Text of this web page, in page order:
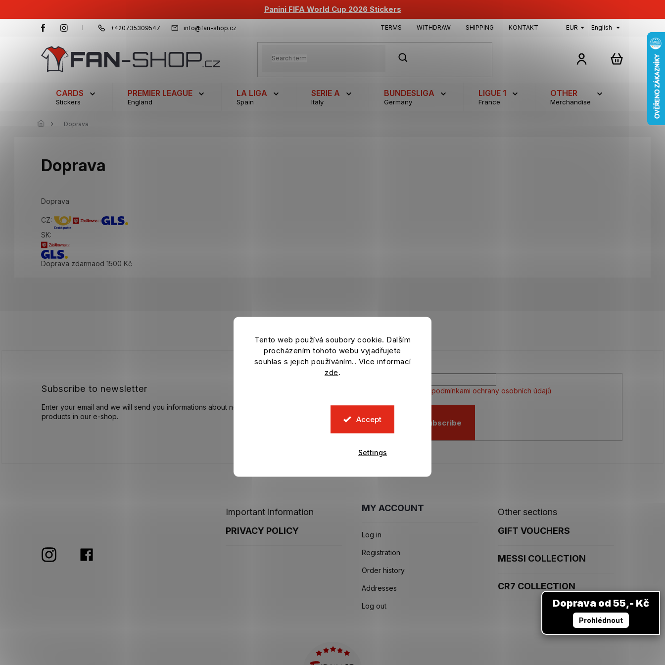
Tento web používá soubory cookie. Dalším
procházením tohoto webu vyjadřujete
souhlas s jejich používáním.. Více informací
zde.
Accept
Settings
Panini FIFA World Cup 2026 Stickers
+420735309547 info@fan-shop.cz TERMS WITHDRAW SHIPPING KONTAKT EUR English
SEARCH
SHOPPING
CARDS
Stickers
PREMIER LEAGUE
England
LA LIGA
Spain
SERIE A
Italy
BUNDESLIGA
Germany
LIGUE 1
France
OTHER
Merchandise
Doprava
Doprava
Doprava
CZ:
SK:
Doprava zdarmaod 1500 Kč
Subscribe to newsletter
Enter your email and we will send you informations about new
products in our e-shop.
podmínkami ochrany osobních údajů
Subscribe
Important information
PRIVACY POLICY
MY ACCOUNT
Log in
Registration
Order history
Addresses
Log out
Other sections
GIFT VOUCHERS
MESSI COLLECTION
CR7 COLLECTION
Doprava od 55,- Kč
Prohlédnout